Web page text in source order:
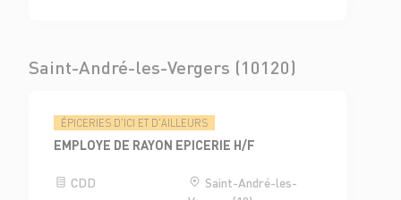
Saint-André-les-Vergers (10120)
ÉPICERIES D'ICI ET D'AILLEURS
EMPLOYE DE RAYON EPICERIE H/F
CDD
Saint-André-les-